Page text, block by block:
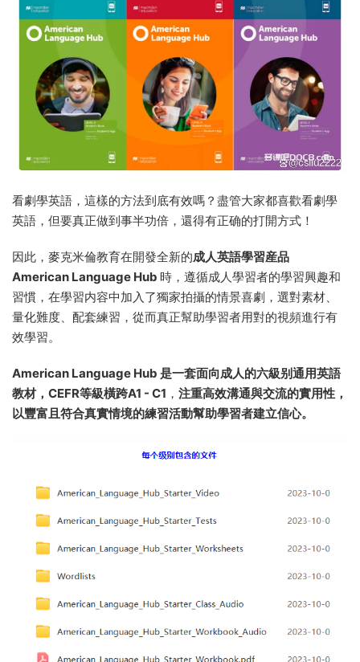
看劇學英語，這樣的方法到底有效嗎？ 盡管大家都喜歡看劇學
英語，但要真正做到事半功倍，還得有正确的打開方式！
因此，麥克米倫教育在開發全新的成人英語學習産品
American Language Hub 時，遵循成人學習者的學習興趣和
習慣，在學習内容中加入了獨家拍攝的情景喜劇，選對素材、
量化難度、配套練習，從而真正幫助學習者用對的視頻進行有
效學習。
American Language Hub 是一套面向成人的六級别通用英語
教材，CEFR等級橫跨A1 - C1 ， 注重高效溝通與交流的實用性，
以豐富且符合真實情境的練習活動幫助學習者建立信心。